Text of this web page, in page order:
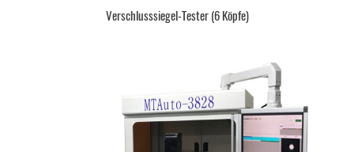
Verschlusssiegel-Tester (6 Köpfe)